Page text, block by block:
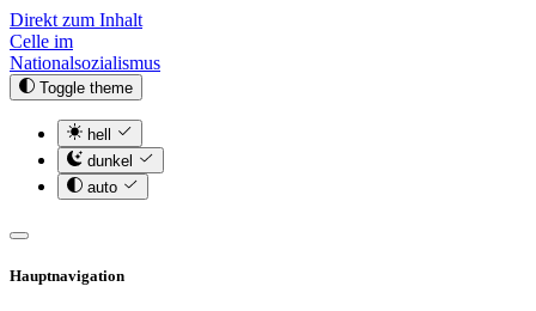
Direkt zum Inhalt
Celle im
Nationalsozialismus
Toggle theme
hell
dunkel
auto
Hauptnavigation